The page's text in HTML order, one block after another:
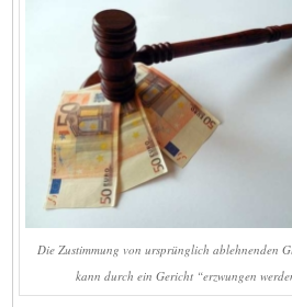
Die Zustimmung von ursprünglich ablehnenden
kann durch ein Gericht “erzwungen